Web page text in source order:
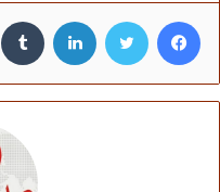
فيسبوك تويتر لينكدإن